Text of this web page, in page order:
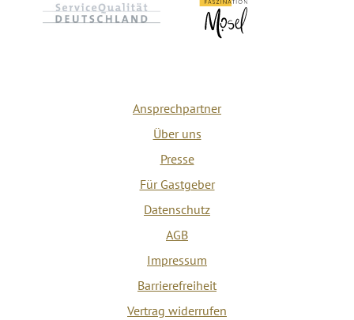
Ansprechpartner
Über uns
Presse
Für Gastgeber
Datenschutz
AGB
Impressum
Barrierefreiheit
Vertrag widerrufen